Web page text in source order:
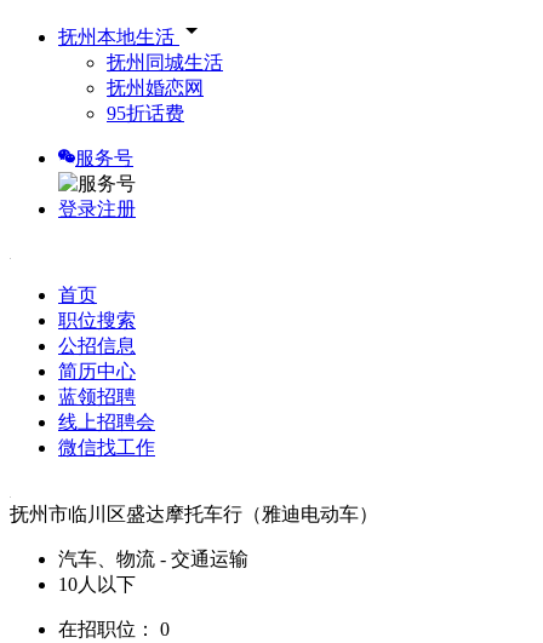
抚州本地生活
抚州同城生活
抚州婚恋网
95折话费
服务号
登录注册
首页
职位搜索
公招信息
简历中心
蓝领招聘
线上招聘会
微信找工作
抚州市临川区盛达摩托车行（雅迪电动车）
汽车、物流 - 交通运输
10人以下
在招职位：
0